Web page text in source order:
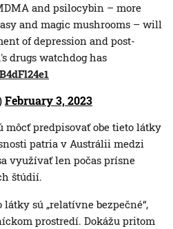
and psilocybin – more
and magic mushrooms – will
of depression and post-
drugs watchdog has
February 3, 2023
predpisovať obe tieto látky
patria v Austrálii medzi
využívať len počas prísne
štúdií.
sú „relatívne bezpečné“,
prostredí. Dokážu pritom